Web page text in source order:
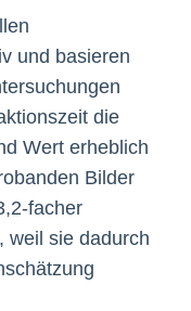
und basieren
die
Wert erheblich
Bilder
facher
weil sie dadurch